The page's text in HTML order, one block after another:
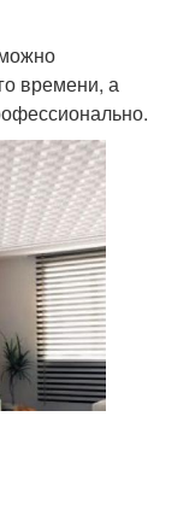
времени, а